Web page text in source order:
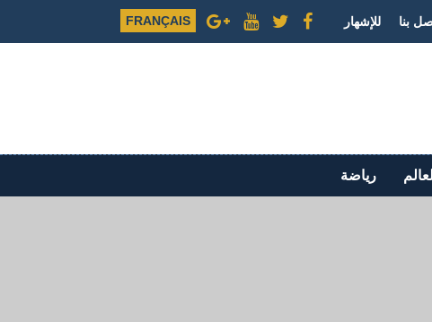
FRANÇAIS بنا للإشهار
العالم رياضة